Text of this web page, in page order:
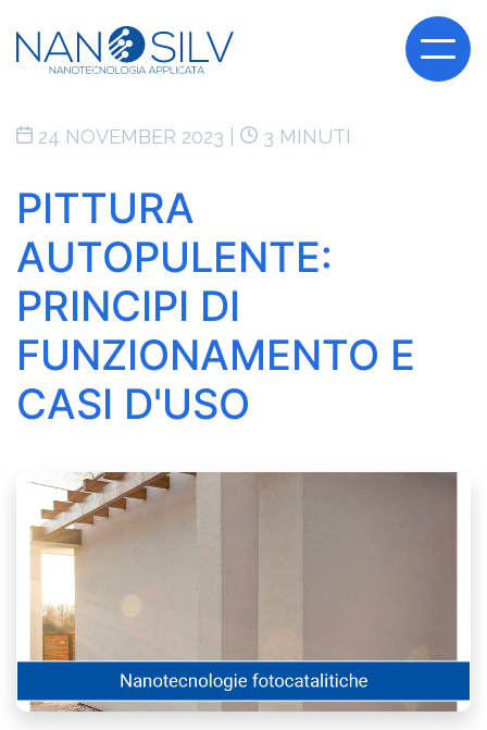
24 NOVEMBER 2023 | 3 MINUTI
PITTURA
AUTOPULENTE:
PRINCIPI DI
FUNZIONAMENTO E
CASI D'USO